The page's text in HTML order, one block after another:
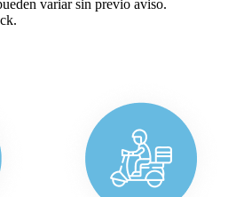
variar sin previo aviso.